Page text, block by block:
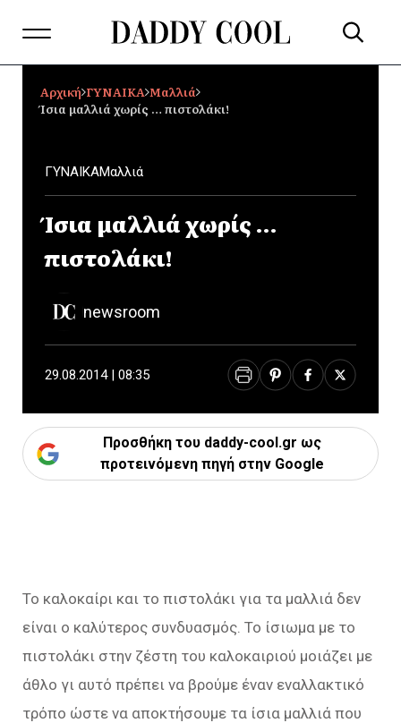
Αρχική ΓΥΝΑΙΚΑ Μαλλιά
Ίσια μαλλιά χωρίς … πιστολάκι!
ΓΥΝΑΙΚΑΜαλλιά
Ίσια μαλλιά χωρίς …
πιστολάκι!
newsroom
29.08.2014 | 08:35
Προσθήκη του daddy-cool.gr ως
προτεινόμενη πηγή στην Google
Το καλοκαίρι και το πιστολάκι για τα μαλλιά δεν
είναι ο καλύτερος συνδυασμός. Το ίσιωμα με το
πιστολάκι στην ζέστη του καλοκαιριού μοιάζει με
άθλο γι αυτό πρέπει να βρούμε έναν εναλλακτικό
τρόπο ώστε να αποκτήσουμε τα ίσια μαλλιά που